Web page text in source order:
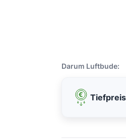
Darum Luftbude: